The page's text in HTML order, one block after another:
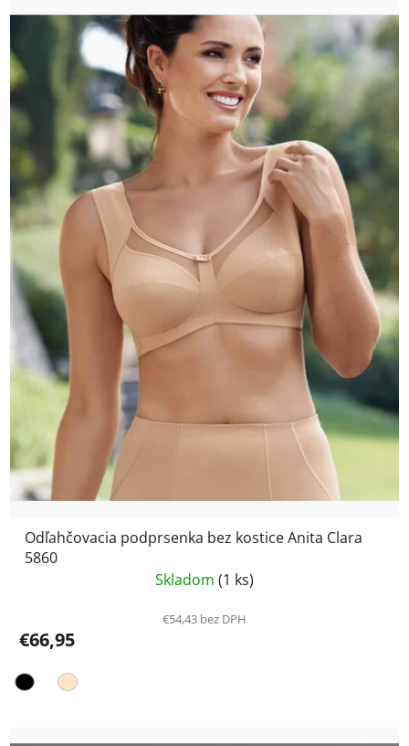
Odľahčovacia podprsenka bez kostice Anita Clara
5860
Skladom (1 ks)
€54,43 bez DPH
€66,95